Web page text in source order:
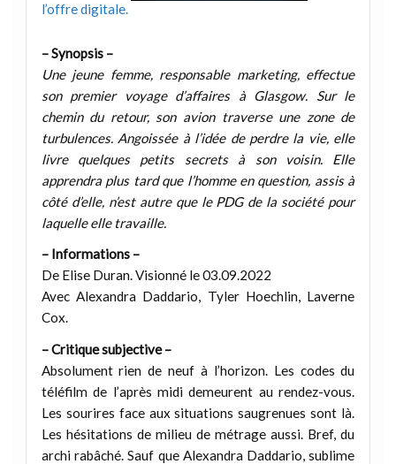
l’offre digitale.
– Synopsis –
Une jeune femme, responsable marketing, effectue
son premier voyage d’affaires à Glasgow. Sur le
chemin du retour, son avion traverse une zone de
turbulences. Angoissée à l’idée de perdre la vie, elle
livre quelques petits secrets à son voisin. Elle
apprendra plus tard que l’homme en question, assis à
côté d’elle, n’est autre que le PDG de la société pour
laquelle elle travaille.
– Informations –
De Elise Duran. Visionné le 03.09.2022
Avec Alexandra Daddario, Tyler Hoechlin, Laverne
Cox.
– Critique subjective –
Absolument rien de neuf à l’horizon. Les codes du
téléfilm de l’après midi demeurent au rendez-vous.
Les sourires face aux situations saugrenues sont là.
Les hésitations de milieu de métrage aussi. Bref, du
archi rabâché. Sauf que Alexandra Daddario, sublime